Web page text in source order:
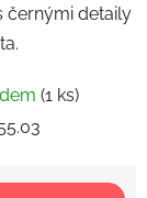
černými detaily
(1 ks)